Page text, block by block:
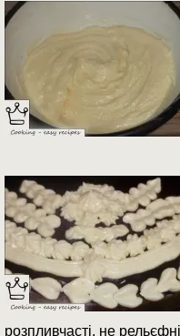
розпливчасті, не